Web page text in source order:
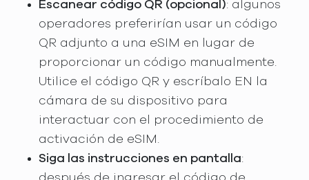
Escanear código QR (opcional): algunos
operadores preferirían usar un código
QR adjunto a una eSIM en lugar de
proporcionar un código manualmente.
Utilice el código QR y escríbalo EN la
cámara de su dispositivo para
interactuar con el procedimiento de
activación de eSIM.
Siga las instrucciones en pantalla: